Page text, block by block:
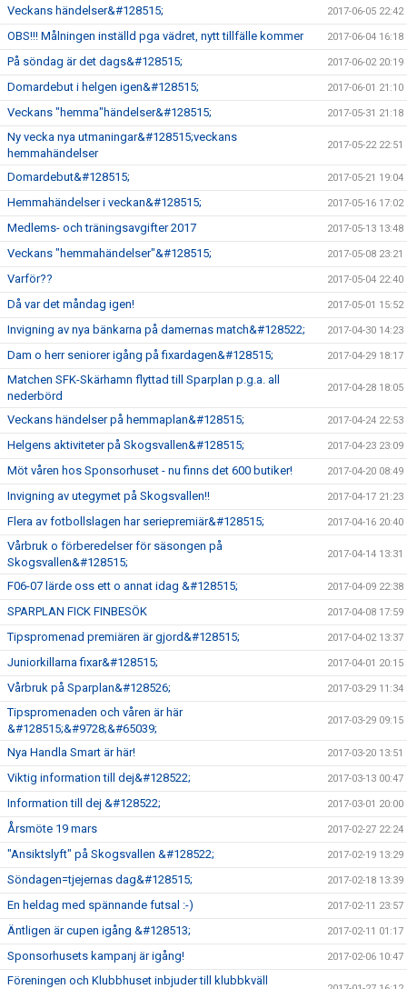
Veckans händelser&#128515; 2017-06-05 22:42
OBS!!! Målningen inställd pga vädret, nytt tillfälle kommer 2017-06-04 16:18
På söndag är det dags&#128515; 2017-06-02 20:19
Domardebut i helgen igen&#128515; 2017-06-01 21:10
Veckans "hemma"händelser&#128515; 2017-05-31 21:18
Ny vecka nya utmaningar&#128515;veckans
hemmahändelser
2017-05-22 22:51
Domardebut&#128515; 2017-05-21 19:04
Hemmahändelser i veckan&#128515; 2017-05-16 17:02
Medlems- och träningsavgifter 2017 2017-05-13 13:48
Veckans "hemmahändelser"&#128515; 2017-05-08 23:21
Varför?? 2017-05-04 22:40
Då var det måndag igen! 2017-05-01 15:52
Invigning av nya bänkarna på damernas match&#128522; 2017-04-30 14:23
Dam o herr seniorer igång på fixardagen&#128515; 2017-04-29 18:17
Matchen SFK-Skärhamn flyttad till Sparplan p.g.a. all
nederbörd
2017-04-28 18:05
Veckans händelser på hemmaplan&#128515; 2017-04-24 22:53
Helgens aktiviteter på Skogsvallen&#128515; 2017-04-23 23:09
Möt våren hos Sponsorhuset - nu finns det 600 butiker! 2017-04-20 08:49
Invigning av utegymet på Skogsvallen!! 2017-04-17 21:23
Flera av fotbollslagen har seriepremiär&#128515; 2017-04-16 20:40
Vårbruk o förberedelser för säsongen på
Skogsvallen&#128515;
2017-04-14 13:31
F06-07 lärde oss ett o annat idag &#128515; 2017-04-09 22:38
SPARPLAN FICK FINBESÖK 2017-04-08 17:59
Tipspromenad premiären är gjord&#128515; 2017-04-02 13:37
Juniorkillarna fixar&#128515; 2017-04-01 20:15
Vårbruk på Sparplan&#128526; 2017-03-29 11:34
Tipspromenaden och våren är här
&#128515;&#9728;&#65039;
2017-03-29 09:15
Nya Handla Smart är här! 2017-03-20 13:51
Viktig information till dej&#128522; 2017-03-13 00:47
Information till dej &#128522; 2017-03-01 20:00
Årsmöte 19 mars 2017-02-27 22:24
"Ansiktslyft" på Skogsvallen &#128522; 2017-02-19 13:29
Söndagen=tjejernas dag&#128515; 2017-02-18 13:39
En heldag med spännande futsal :-) 2017-02-11 23:57
Äntligen är cupen igång &#128513; 2017-02-11 01:17
Sponsorhusets kampanj är igång! 2017-02-06 10:47
Föreningen och Klubbhuset inbjuder till klubbkväll